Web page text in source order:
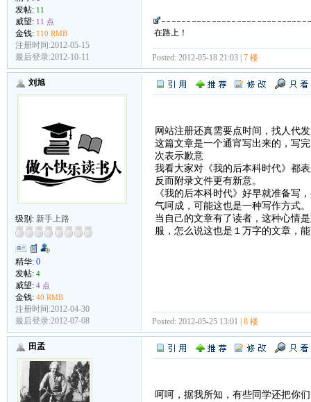
发帖: 11
威望: 11 点
金钱: 110 RMB
注册时间:2012-05-15
最后登录:2012-10-11
在路上！
Posted: 2012-05-18 21:03 | 7 楼
刘旭
级别: 新手上路
精华: 0
发帖: 4
威望: 4 点
金钱: 40 RMB
注册时间:2012-04-30
最后登录:2012-07-08
网站注册还真需要点时间，找人代
这篇文章是一个通宵写出来的，写
次表示歉意
我看大家对《我的后本科时代》都
反而附录文件更有新意。
《我的后本科时代》好早就准备写
气呵成，可能这也是一种写作方式。
当自己的文章有了读者，这种心情
服，怎么说这也是１万字的文章，
Posted: 2012-05-25 13:01 | 8 楼
田孟
呵呵，据我所知，有些同学还把你